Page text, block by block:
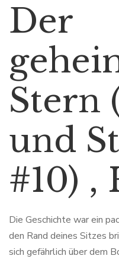
Der
Stern
und
#10) ,
Die Geschichte war ein
den Rand deines Sitzes
sich gefährlich über dem